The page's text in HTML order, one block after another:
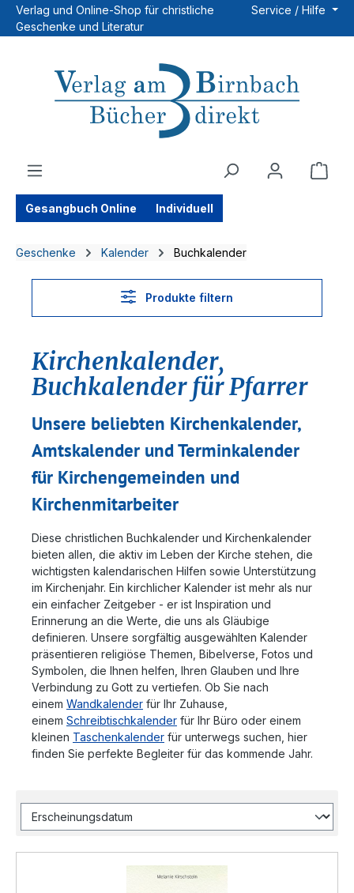
Zum Hauptinhalt springen
Verlag und Online-Shop für christliche
Geschenke und Literatur
Service / Hilfe
Gesangbuch Online Individuell
Geschenke Kalender Buchkalender
Produkte filtern
Kirchenkalender,
Buchkalender für Pfarrer
Unsere beliebten Kirchenkalender,
Amtskalender und Terminkalender
für Kirchengemeinden und
Kirchenmitarbeiter
Diese christlichen Buchkalender und Kirchenkalender
bieten allen, die aktiv im Leben der Kirche stehen, die
wichtigsten kalendarischen Hilfen sowie Unterstützung
im Kirchenjahr. Ein kirchlicher Kalender ist mehr als nur
ein einfacher Zeitgeber - er ist Inspiration und
Erinnerung an die Werte, die uns als Gläubige
definieren. Unsere sorgfältig ausgewählten Kalender
präsentieren religiöse Themen, Bibelverse, Fotos und
Symbolen, die Ihnen helfen, Ihren Glauben und Ihre
Verbindung zu Gott zu vertiefen. Ob Sie nach
einem Wandkalender für Ihr Zuhause,
einem Schreibtischkalender für Ihr Büro oder einem
kleinen Taschenkalender für unterwegs suchen, hier
finden Sie perfekte Begleiter für das kommende Jahr.